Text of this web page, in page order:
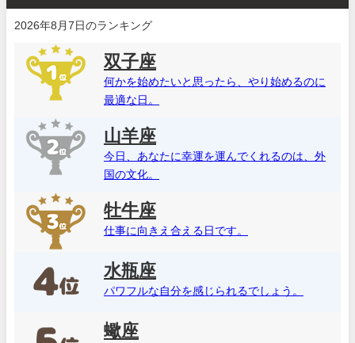
2026年8月7日のランキング
双子座
何かを始めたいと思ったら、やり始めるのに
最適な日。
山羊座
今日、あなたに幸運を運んでくれるのは、外
国の文化。
牡牛座
仕事に向きえ合える日です。
水瓶座
パワフルな自分を感じられるでしょう。
蠍座